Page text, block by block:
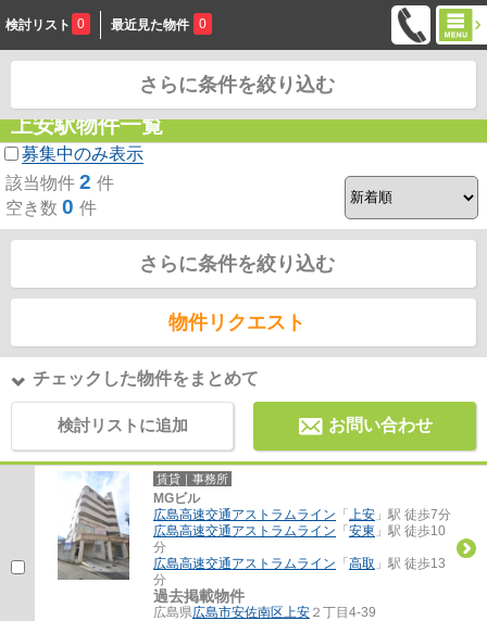
検討リスト 0 最近見た物件 0
上安駅物件一覧
募集中のみ表示
該当物件 2 件
空き数 0 件
さらに条件を絞り込む
物件リクエスト
チェックした物件をまとめて
検討リストに追加 お問い合わせ
賃貸｜事務所
MGビル
広島高速交通アストラムライン 「 上安 」駅 徒歩7分
広島高速交通アストラムライン 「 安東 」駅 徒歩10
分
広島高速交通アストラムライン 「 高取 」駅 徒歩13
分
過去掲載物件
広島県広島市安佐南区上安 ２丁目4-39
さらに条件を絞り込む